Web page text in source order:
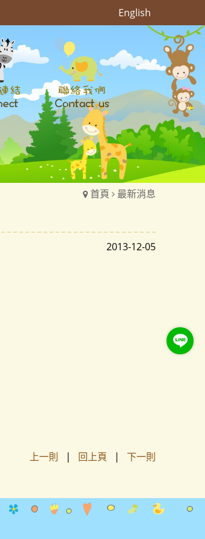
English
首頁 最新消息
2013-12-05
上一則 | 回上頁 | 下一則